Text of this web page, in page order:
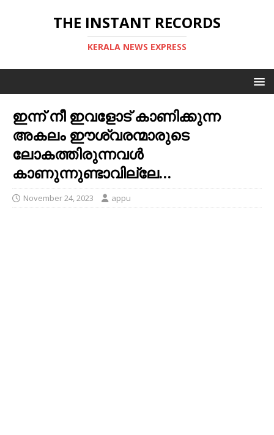
THE INSTANT RECORDS
KERALA NEWS EXPRESS
ഇന്ന് നീ ഇവളോട് കാണിക്കുന്ന
അകലം ഈശ്വരന്മാരുടെ
ലോകത്തിരുന്നവൾ
കാണുന്നുണ്ടാവില്ലേ…
November 24, 2023 appu